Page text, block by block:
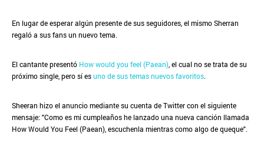
En lugar de esperar algún presente de sus seguidores, el mismo Sherran
regaló a sus fans un nuevo tema.
El cantante presentó How would you feel (Paean) , el cual no se trata de su
próximo single, pero sí esuno de sus temas nuevos favoritos.
Sheeran hizo el anuncio mediante su cuenta de Twitter con el siguiente
mensaje: "Como es mi cumpleaños he lanzado una nueva canción llamada
How Would You Feel (Paean), escuchenla mientras como algo de queque".